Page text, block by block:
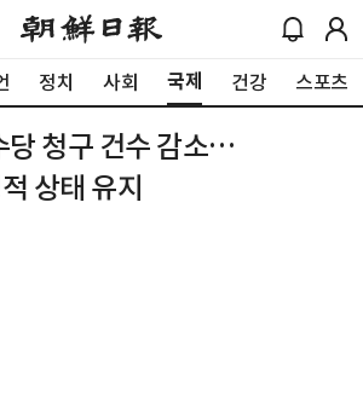
정치 사회 국제 건강 스포츠
당 청구 건수 감소…
상태 유지